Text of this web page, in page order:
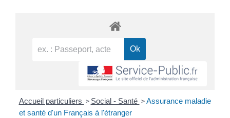
Accueil particuliers > Social - Santé > Assurance maladie
et santé d'un Français à l'étranger